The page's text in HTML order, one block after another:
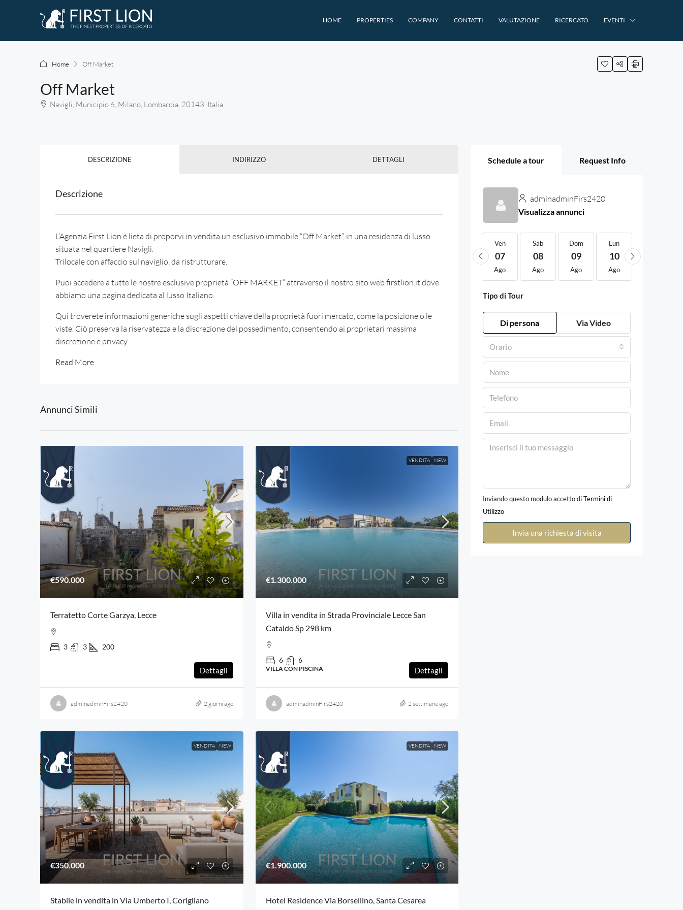
HOME PROPERTIES COMPANY CONTATTI VALUTAZIONE RICERCATO EVENTI
Home Off Market
Off Market
Navigli, Municipio 6, Milano, Lombardia, 20143, Italia
DESCRIZIONE INDIRIZZO DETTAGLI
Descrizione
L’Agenzia First Lion è lieta di proporvi in vendita un esclusivo immobile “Off Market”, in una residenza di lusso
situata nel quartiere Navigli.
Trilocale con affaccio sul naviglio, da ristrutturare.
Puoi accedere a tutte le nostre esclusive proprietà “OFF MARKET” attraverso il nostro sito web firstlion.it dove
abbiamo una pagina dedicata al lusso Italiano.
Qui troverete informazioni generiche sugli aspetti chiave della proprietà fuori mercato, come la posizione o le
viste. Ciò preserva la riservatezza e la discrezione del possedimento, consentendo ai proprietari massima
discrezione e privacy.
Read More
Annunci Simili
€590.000
Terratetto Corte Garzya, Lecce
3 3 200
Dettagli
adminadminFirs2420 2 giorni ago
VENDITA NEW
€1.300.000
Villa in vendita in Strada Provinciale Lecce San
Cataldo Sp 298 km
6 6
VILLA CON PISCINA Dettagli
adminadminFirs2420 2 settimane ago
VENDITA NEW
€350.000
Stabile in vendita in Via Umberto I, Corigliano
VENDITA NEW
€1.900.000
Hotel Residence Via Borsellino, Santa Cesarea
Schedule a tour Request Info
adminadminFirs2420
Visualizza annunci
Ven
07
Ago
Sab
08
Ago
Dom
09
Ago
Lun
10
Ago
Tipo di Tour
Di persona Via Video
Orario
Inviando questo modulo accetto diTermini di
Utilizzo
Invia una richiesta di visita